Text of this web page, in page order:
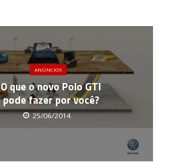
ANÚNCIOS
O que o novo Polo GTI
pode fazer por você?
25/06/2014